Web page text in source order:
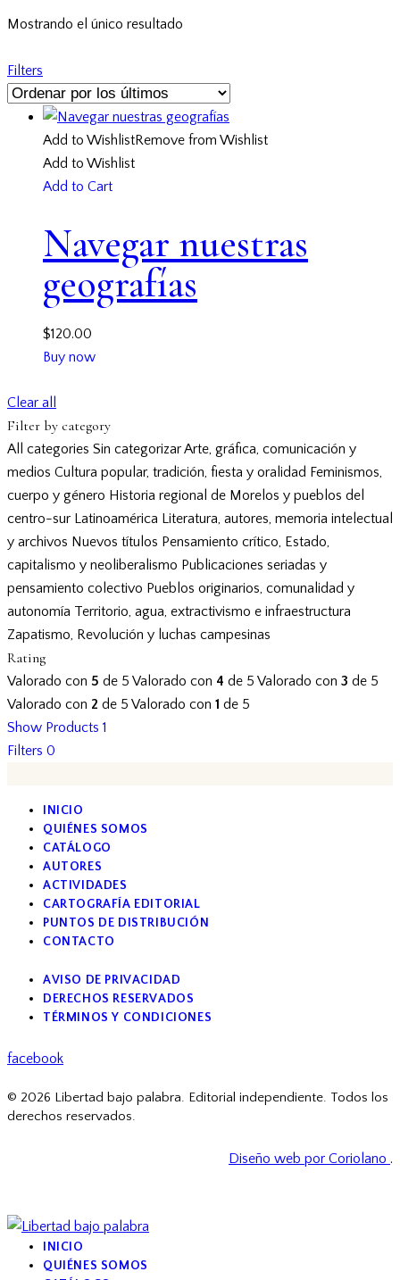
Mostrando el único resultado
Filters
Add to WishlistRemove from Wishlist
Add to Wishlist
Add to Cart
Navegar nuestras
geografías
$120.00
Buy now
Clear all
Filter by category
All categories Sin categorizarArte, gráfica, comunicación y
medios Cultura popular, tradición, fiesta y oralidad Feminismos,
cuerpo y género Historia regional de Morelos y pueblos del
centro-sur Latinoamérica Literatura, autores, memoria intelectual
y archivos Nuevos títulos Pensamiento crítico, Estado,
capitalismo y neoliberalismo Publicaciones seriadas y
pensamiento colectivo Pueblos originarios, comunalidad y
autonomía Territorio, agua, extractivismo e infraestructura
Zapatismo, Revolución y luchas campesinas
Rating
Valorado con 5 de 5 Valorado con 4 de 5 Valorado con 3 de 5
Valorado con 2 de 5 Valorado con 1 de 5
Show Products 1
Filters 0
INICIO
QUIÉNES SOMOS
CATÁLOGO
AUTORES
ACTIVIDADES
CARTOGRAFÍA EDITORIAL
PUNTOS DE DISTRIBUCIÓN
CONTACTO
AVISO DE PRIVACIDAD
DERECHOS RESERVADOS
TÉRMINOS Y CONDICIONES
facebook
© 2026 Libertad bajo palabra. Editorial independiente. Todos los
derechos reservados.
Diseño web por Coriolano .
INICIO
QUIÉNES SOMOS